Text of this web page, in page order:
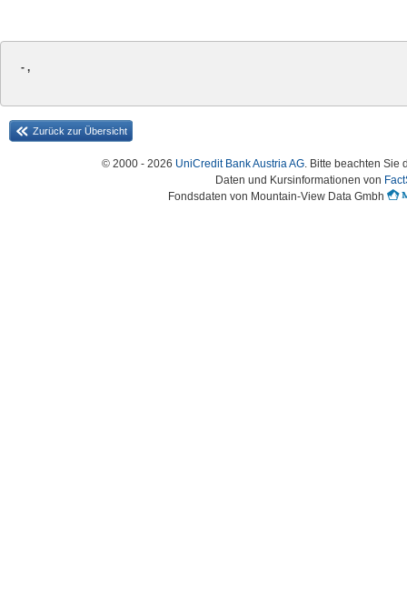
- ,
Zurück zur Übersicht
© 2000 - 2026 UniCredit Bank Austria AG. Bitte beachten Sie
Daten und Kursinformationen von
Fondsdaten von Mountain-View Data Gmbh